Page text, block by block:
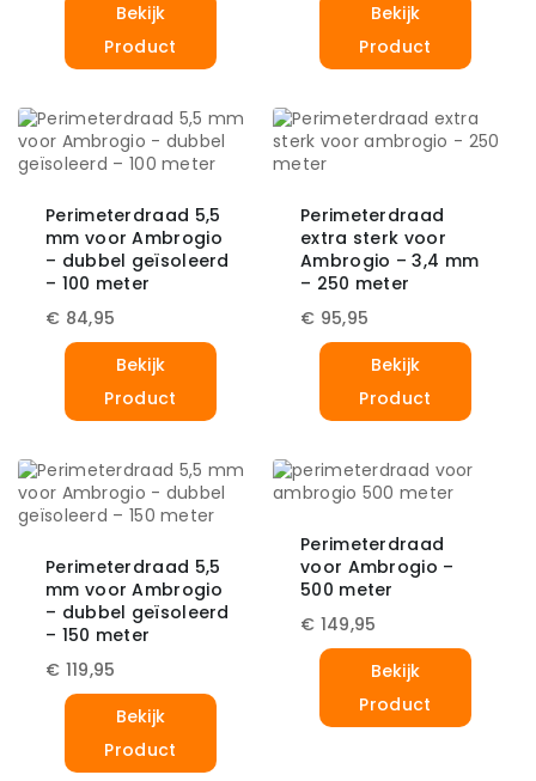
Bekijk
Product
Bekijk
Product
Perimeterdraad 5,5
mm voor Ambrogio
– dubbel geïsoleerd
– 100 meter
€ 84,95
Bekijk
Product
Perimeterdraad
extra sterk voor
Ambrogio – 3,4 mm
– 250 meter
€ 95,95
Bekijk
Product
Perimeterdraad 5,5
mm voor Ambrogio
– dubbel geïsoleerd
– 150 meter
€ 119,95
Bekijk
Product
Perimeterdraad
voor Ambrogio –
500 meter
€ 149,95
Bekijk
Product